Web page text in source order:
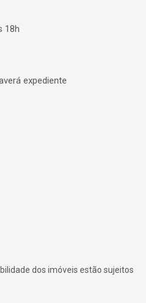
18h
expediente
dos imóveis estão sujeitos